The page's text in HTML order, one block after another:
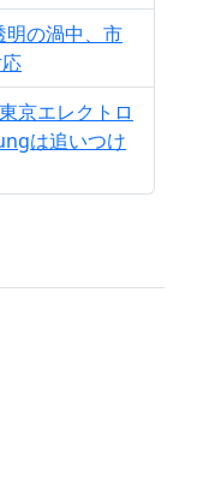
の渦中、市
京エレクトロ
は追いつけ